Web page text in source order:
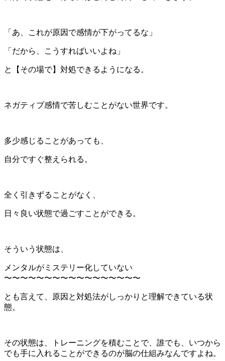
「あ、これが原因で感情が下がってるな」
「だから、こうすればいいよね」
と【その場で】対処できるようになる。
ネガティブ感情で苦しむことがない世界です。
多少感じることがあっても、
自分ですぐ整えられる。
全く引きずることがなく、
日々良い状態で過ごすことができる。
そういう状態は、
メンタルがミステリー化していない
〜〜〜〜〜〜〜〜〜〜〜〜〜〜〜〜〜
とも言えて、原因と対処法がしっかりと理解できている状
態。
その状態は、トレーニングを積むことで、誰でも、いつから
でも手に入れることができるのが脳の仕組みなんですよね。